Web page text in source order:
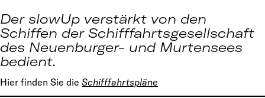
Der slowUp verstärkt von den
Schiffen der Schifffahrtsgesellschaft
des Neuenburger- und Murtensees
bedient.
Hier finden Sie die Schifffahrtspläne